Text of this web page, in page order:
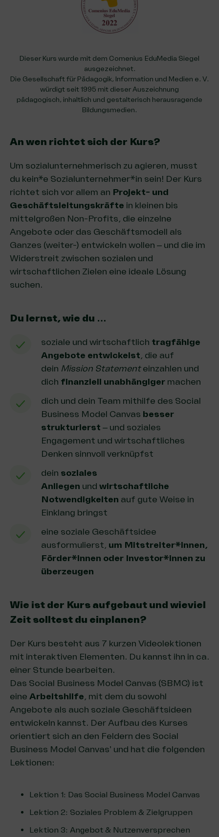
Dieser Kurs wurde mit dem Comenius EduMedia Siegel
ausgezeichnet.
Die Gesellschaft für Pädagogik, Information und Medien e. V.
würdigt seit 1995 mit dieser Auszeichnung
pädagogisch, inhaltlich und gestalterisch herausragende
Bildungsmedien.
An wen richtet sich der Kurs?
Um sozialunternehmerisch zu agieren, musst
du kein*e Sozialunternehmer*in sein! Der Kurs
richtet sich vor allem an Projekt- und
Geschäftsleitungskräfte in kleinen bis
mittelgroßen Non-Profits, die einzelne
Angebote oder das Geschäftsmodell als
Ganzes (weiter-) entwickeln wollen – und die im
Widerstreit zwischen sozialen und
wirtschaftlichen Zielen eine ideale Lösung
suchen.
Du lernst, wie du …
soziale und wirtschaftlich tragfähige
Angebote entwickelst, die auf
dein Mission Statementeinzahlen und
dich finanziell unabhängiger machen
dich und dein Team mithilfe des Social
Business Model Canvas besser
strukturierst – und soziales
Engagement und wirtschaftliches
Denken sinnvoll verknüpfst
dein soziales
Anliegen und wirtschaftliche
Notwendigkeiten auf gute Weise in
Einklang bringst
eine soziale Geschäftsidee
ausformulierst, um Mitstreiter*innen,
Förder*innen oder Investor*innen zu
überzeugen
Wie ist der Kurs aufgebaut und wieviel
Zeit solltest du einplanen?
Der Kurs besteht aus 7 kurzen Videolektionen
mit interaktiven Elementen. Du kannst ihn in ca.
einer Stunde bearbeiten.
Das Social Business Model Canvas (SBMC) ist
eine Arbeitshilfe, mit dem du sowohl
Angebote als auch soziale Geschäftsideen
entwickeln kannst. Der Aufbau des Kurses
orientiert sich an den Feldern des Social
Business Model Canvas’ und hat die folgenden
Lektionen:
Lektion 1: Das Social Business Model Canvas
Lektion 2: Soziales Problem & Zielgruppen
Lektion 3: Angebot & Nutzenversprechen